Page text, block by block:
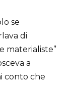
se
di
materialiste”
a
conto che